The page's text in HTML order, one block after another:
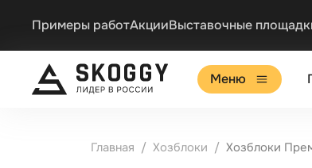
Примеры работАкцииВыставочные
Меню
Главная Хозблоки Хозблоки